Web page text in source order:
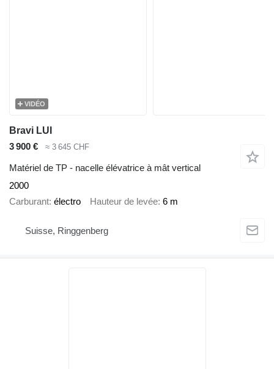
VIDÉO
Bravi LUI
3 900 €
≈ 3 645 CHF
Matériel de TP - nacelle élévatrice à mât vertical
2000
Carburant électro Hauteur de levée 6 m
Suisse, Ringgenberg